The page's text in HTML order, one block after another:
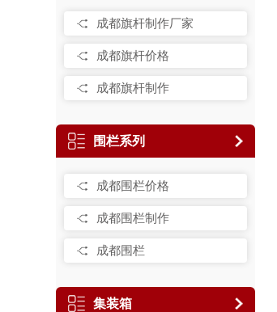
成都旗杆制作厂家
成都旗杆价格
成都旗杆制作
围栏系列
成都围栏价格
成都围栏制作
成都围栏
集装箱